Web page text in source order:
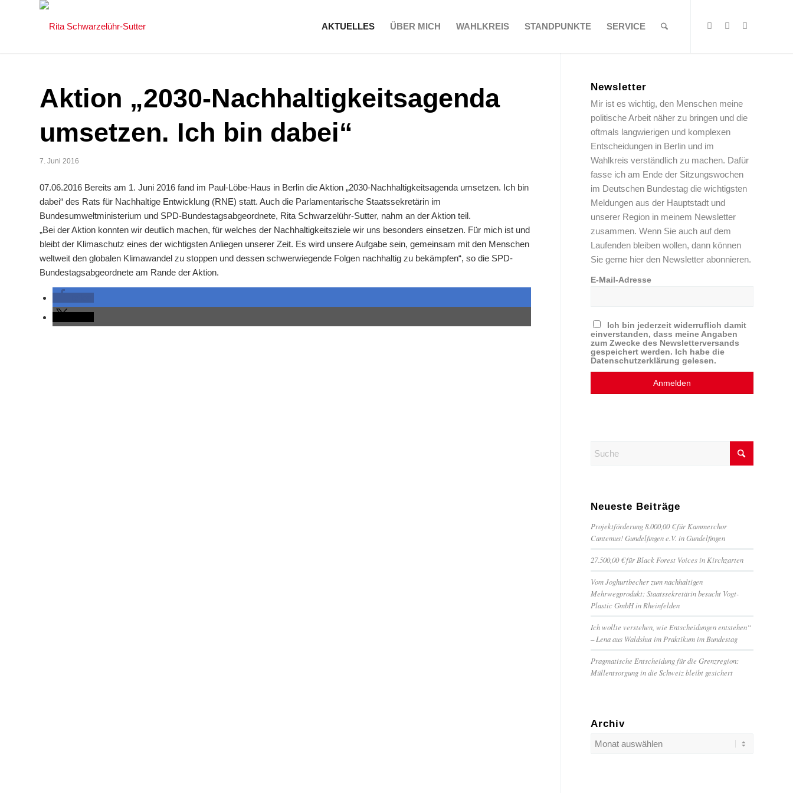
AKTUELLES ÜBER MICH WAHLKREIS STANDPUNKTE SERVICE
Aktion „2030-Nachhaltigkeitsagenda
umsetzen. Ich bin dabei“
7. Juni 2016
07.06.2016 Bereits am 1. Juni 2016 fand im Paul-Löbe-Haus in Berlin die Aktion „2030-Nachhaltigkeitsagenda umsetzen. Ich bin
dabei“ des Rats für Nachhaltige Entwicklung (RNE) statt. Auch die Parlamentarische Staatssekretärin im
Bundesumweltministerium und SPD-Bundestagsabgeordnete, Rita Schwarzelühr-Sutter, nahm an der Aktion teil.
„Bei der Aktion konnten wir deutlich machen, für welches der Nachhaltigkeitsziele wir uns besonders einsetzen. Für mich ist und
bleibt der Klimaschutz eines der wichtigsten Anliegen unserer Zeit. Es wird unsere Aufgabe sein, gemeinsam mit den Menschen
weltweit den globalen Klimawandel zu stoppen und dessen schwerwiegende Folgen nachhaltig zu bekämpfen“, so die SPD-
Bundestagsabgeordnete am Rande der Aktion.
Newsletter
Mir ist es wichtig, den Menschen meine
politische Arbeit näher zu bringen und die
oftmals langwierigen und komplexen
Entscheidungen in Berlin und im
Wahlkreis verständlich zu machen. Dafür
fasse ich am Ende der Sitzungswochen
im Deutschen Bundestag die wichtigsten
Meldungen aus der Hauptstadt und
unserer Region in meinem Newsletter
zusammen. Wenn Sie auch auf dem
Laufenden bleiben wollen, dann können
Sie gerne hier den Newsletter abonnieren.
E-Mail-Adresse
Ich bin jederzeit widerruflich damit
einverstanden, dass meine Angaben
zum Zwecke des Newsletterversands
gespeichert werden. Ich habe die
Datenschutzerklärung gelesen.
Neueste Beiträge
Projektförderung 8.000,00 € für Kammerchor
Cantemus! Gundelfingen e.V. in Gundelfingen
27.500,00 € für Black Forest Voices in Kirchzarten
Vom Joghurtbecher zum nachhaltigen
Mehrwegprodukt: Staatssekretärin besucht Vogt-
Plastic GmbH in Rheinfelden
Ich wollte verstehen, wie Entscheidungen entstehen“
– Lena aus Waldshut im Praktikum im Bundestag
Pragmatische Entscheidung für die Grenzregion:
Müllentsorgung in die Schweiz bleibt gesichert
Archiv